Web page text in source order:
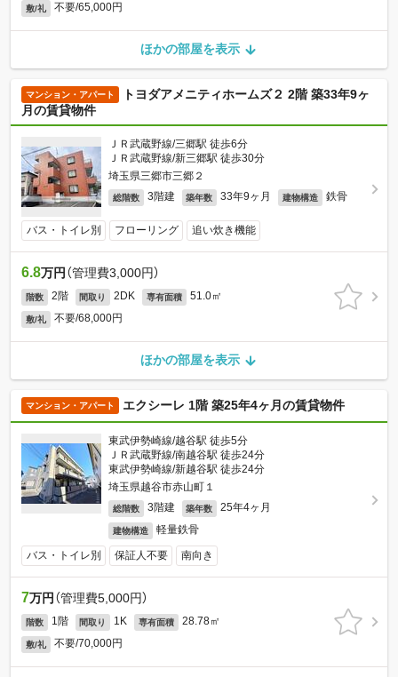
敷/礼 不要/65,000円
ほかの部屋を表示
マンション・アパート
トヨダアメニティホームズ２ 2階 築33年9ヶ
月の賃貸物件
ＪＲ武蔵野線/三郷駅 徒歩6分
ＪＲ武蔵野線/新三郷駅 徒歩30分
埼玉県三郷市三郷２
総階数 3階建 築年数 33年9ヶ月 建物構造 鉄骨
バス・トイレ別 フローリング 追い炊き機能
6.8万円 （管理費3,000円）
階数 2階 間取り 2DK 専有面積 51.0㎡
敷/礼 不要/68,000円
ほかの部屋を表示
マンション・アパート エクシーレ 1階 築25年4ヶ月の賃貸物件
東武伊勢崎線/越谷駅 徒歩5分
ＪＲ武蔵野線/南越谷駅 徒歩24分
東武伊勢崎線/新越谷駅 徒歩24分
埼玉県越谷市赤山町１
総階数 3階建 築年数 25年4ヶ月
建物構造 軽量鉄骨
バス・トイレ別 保証人不要 南向き
7万円 （管理費5,000円）
階数 1階 間取り 1K 専有面積 28.78㎡
敷/礼 不要/70,000円